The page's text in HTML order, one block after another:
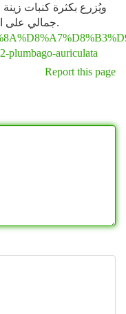
ويُزرع بكثرة كنبات
جمالي على الحدائق في المناطق الدافئة والمشمسة.
plumbago-auriculata
Report this page